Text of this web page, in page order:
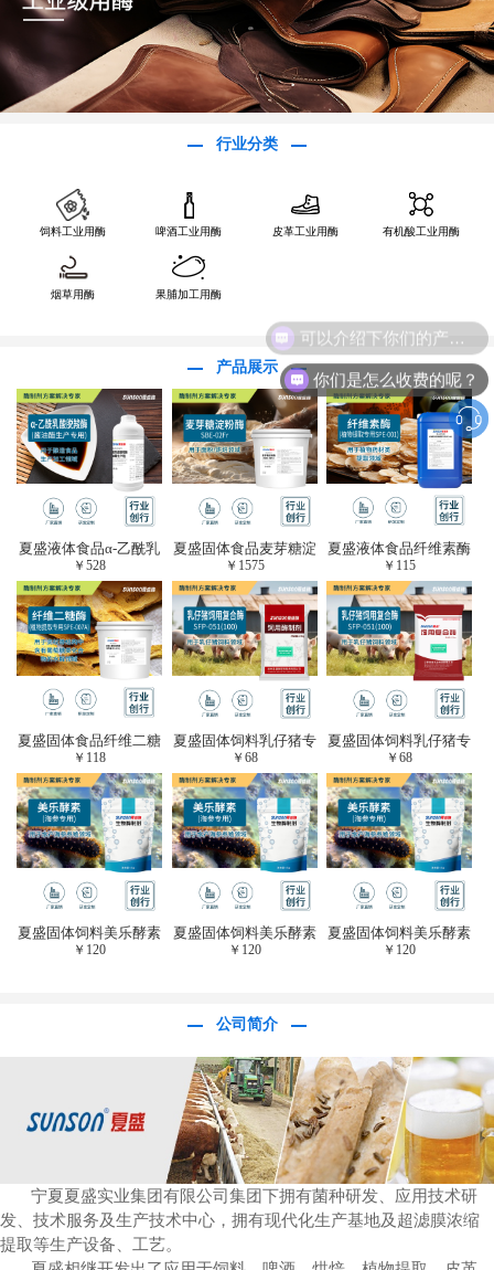
行业分类
饲料工业用酶 啤酒工业用酶 皮革工业用酶 有机酸工业用酶
烟草用酶 果脯加工用酶
产品展示
夏盛液体食品α-乙酰乳
酸脱羧酶(酱油醋生产
专用)FDY-3206
￥528
夏盛固体食品麦芽糖淀
粉酶(烘焙及面粉改良
用酶/发酵类食品可
用)FDG-0012
￥ 1575
夏盛液体食品纤维素酶
(植物提取专用酶/解决
提取液混浊问题/降
黏)FFY-0651
￥ 115
夏盛固体食品纤维二糖
酶(植物提取专用酶/用
于虎杖白藜芦醇提
取)FFG-0656
￥ 118
夏盛固体饲料乳仔猪专
用复合酶SFG-0932
￥ 68
夏盛固体饲料乳仔猪专
用复合酶SFG-0932
￥68
夏盛固体饲料美乐酵素
(水产海参海胆专
￥ 120
夏盛固体饲料美乐酵素
(水产海参海胆专
￥ 120
夏盛固体饲料美乐酵素
(水产海参海胆专
￥ 120
公司简介
宁夏夏盛实业集团有限公司集团下拥有菌种研发、应用技术研
发、技术服务及生产技术中心，拥有现代化生产基地及超滤膜浓缩
提取等生产设备、工艺。
可以介绍下你们的产品么？
你们是怎么收费的呢？